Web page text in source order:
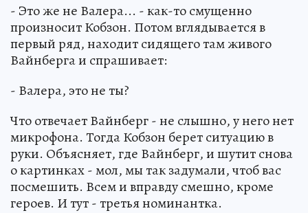
- Это же не Валера... - как-то смущенно
произносит Кобзон. Потом вглядывается в
первый ряд, находит сидящего там живого
Вайнберга и спрашивает:
- Валера, это не ты?
Что отвечает Вайнберг - не слышно, у него нет
микрофона. Тогда Кобзон берет ситуацию в
руки. Объясняет, где Вайнберг, и шутит снова
о картинках - мол, мы так задумали, чтоб вас
посмешить. Всем и вправду смешно, кроме
героев. И тут - третья номинантка.